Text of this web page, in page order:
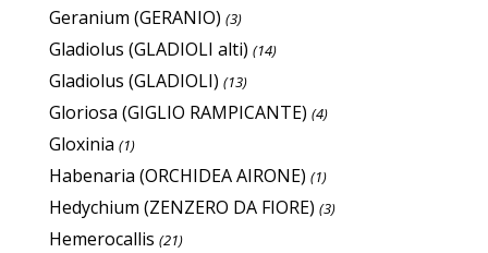
Geranium (GERANIO) (3)
Gladiolus (GLADIOLI alti) (14)
Gladiolus (GLADIOLI) (13)
Gloriosa (GIGLIO RAMPICANTE) (4)
Gloxinia (1)
Habenaria (ORCHIDEA AIRONE) (1)
Hedychium (ZENZERO DA FIORE) (3)
Hemerocallis (21)